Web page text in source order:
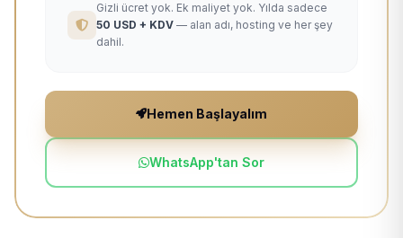
Gizli ücret yok. Ek maliyet yok. Yılda sadece
50 USD + KDV — alan adı, hosting ve her şey
dahil.
Hemen Başlayalım
WhatsApp'tan Sor